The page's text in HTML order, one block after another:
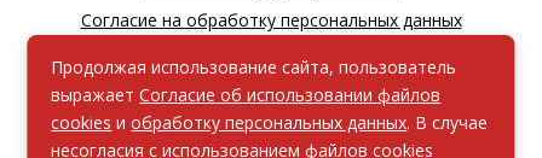
Согласие на обработку персональных данных
Согласие на обработку файлов cookie
Согласие на получение информационной и рекламной
рассылки
Продолжая использование сайта, пользователь
выражаетСогласие об использовании файлов
cookies иобработку персональных данных. В случае
несогласия с использованием файлов cookies